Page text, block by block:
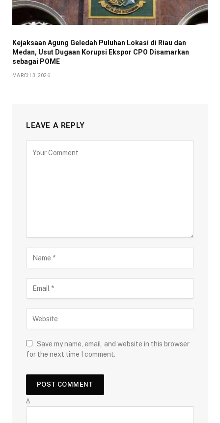
Kejaksaan Agung Geledah Puluhan Lokasi di Riau dan
Medan, Usut Dugaan Korupsi Ekspor CPO Disamarkan
sebagai POME
MARCH 3, 2026
LEAVE A REPLY
Save my name, email, and website in this browser
for the next time I comment.
Δ